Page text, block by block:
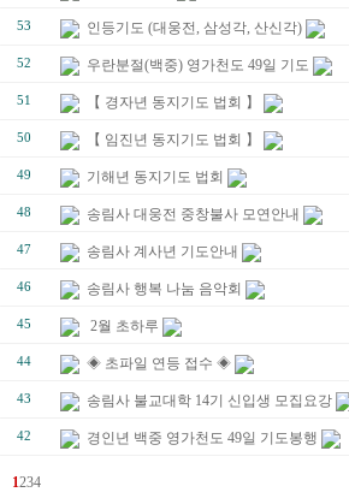
53 인등기도 (대웅전, 삼성각, 산신각)
52 우란분절(백중) 영가천도 49일 기도
51 【 경자년 동지기도 법회 】
50 【 임진년 동지기도 법회 】
49 기해년 동지기도 법회
48 송림사 대웅전 중창불사 모연안내
47 송림사 계사년 기도안내
46 송림사 행복 나눔 음악회
45 2월 초하루
44 ◈ 초파일 연등 접수 ◈
43 송림사 불교대학 14기 신입생 모집요강
42 경인년 백중 영가천도 49일 기도봉행
1234